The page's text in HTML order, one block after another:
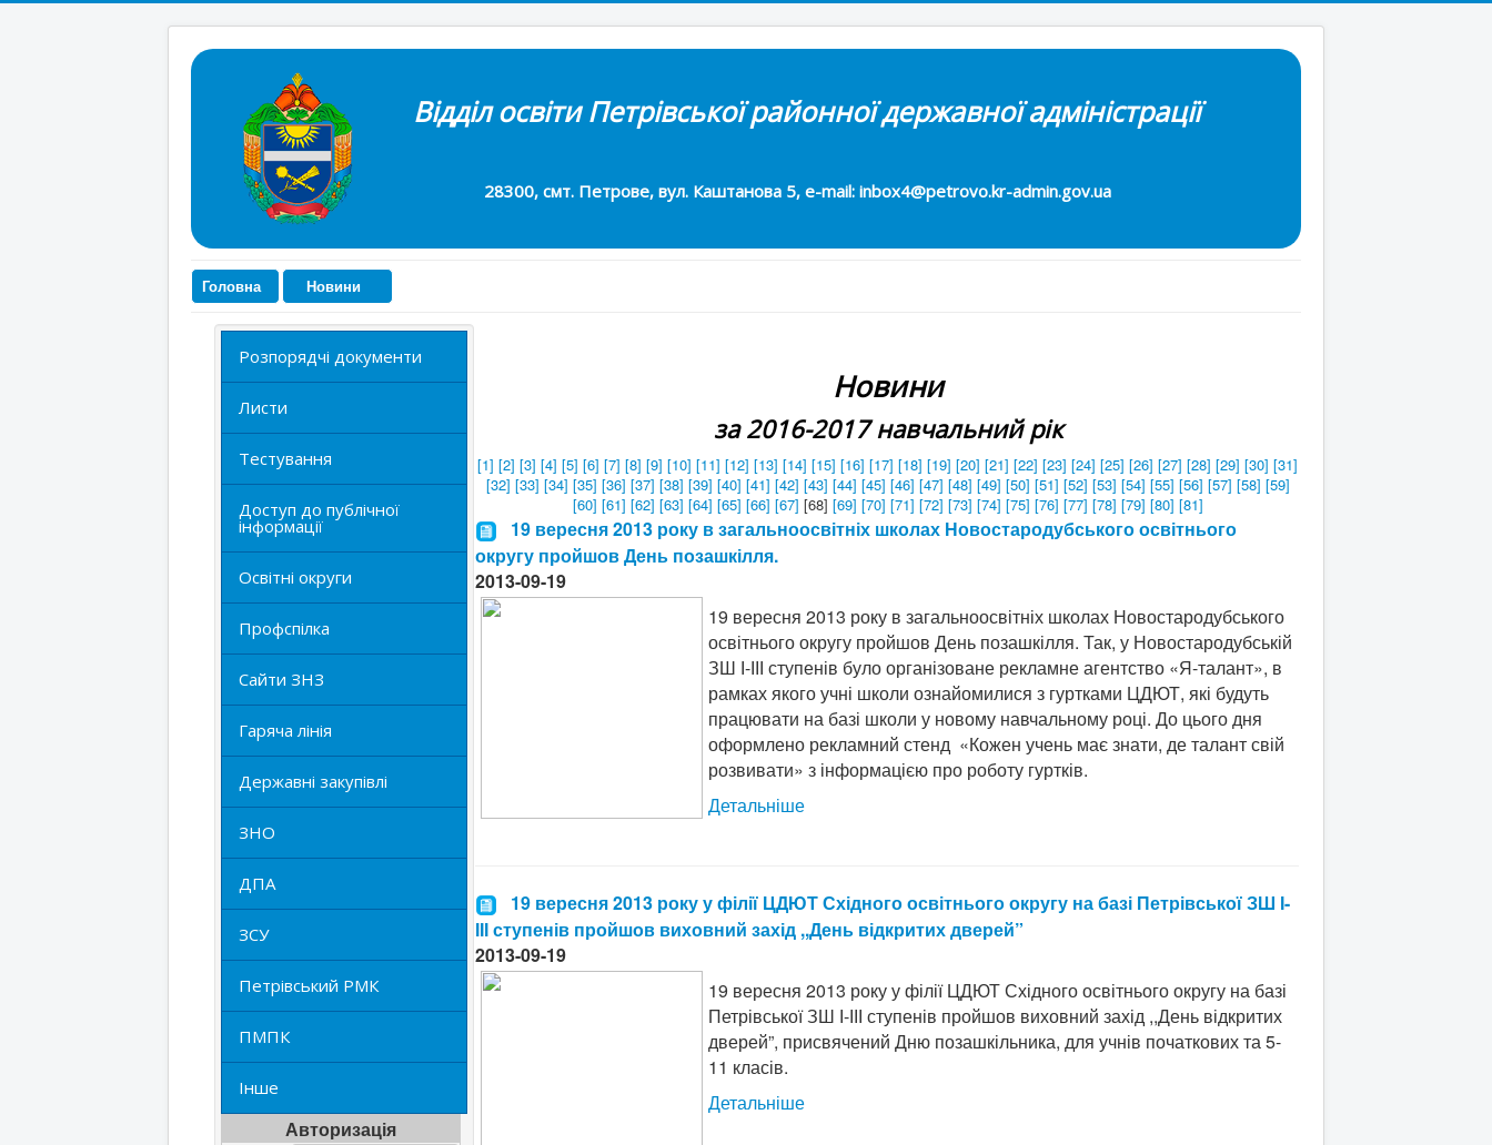
Відділ освіти Петрівської районної державної адміністрації
28300, смт. Петрове, вул. Каштанова 5, e-mail: inbox4@petrovo.kr-admin.gov.ua
Головна Новини
Розпорядчі документи
Листи
Тестування
Доступ до публічної
інформації
Освітні округи
Профспілка
Сайти ЗНЗ
Гаряча лінія
Державні закупівлі
ЗНО
ДПА
ЗСУ
Петрівський РМК
ПМПК
Інше
Авторизація
Новини
за 2016-2017 навчальний рік
[1] [2] [3] [4] [5] [6] [7] [8] [9] [10] [11] [12] [13] [14] [15] [16] [17] [18] [19] [20] [21] [22] [23] [24] [25] [26] [27] [28] [29] [30] [31]
[32] [33] [34] [35] [36] [37] [38] [39] [40] [41] [42] [43] [44] [45] [46] [47] [48] [49] [50] [51] [52] [53] [54] [55] [56] [57] [58] [59]
[60] [61] [62] [63] [64] [65] [66] [67] [68] [69] [70] [71] [72] [73] [74] [75] [76] [77] [78] [79] [80] [81]
19 вересня 2013 року в загальноосвітніх школах Новостародубського освітнього
округу пройшов День позашкілля.
2013-09-19
19 вересня 2013 року в загальноосвітніх школах Новостародубського
освітнього округу пройшов День позашкілля. Так, у Новостародубській
ЗШ І-ІІІ ступенів було організоване рекламне агентство «Я-талант», в
рамках якого учні школи ознайомилися з гуртками ЦДЮТ, які будуть
працювати на базі школи у новому навчальному році. До цього дня
оформлено рекламний стенд «Кожен учень має знати, де талант свій
розвивати» з інформацією про роботу гуртків.
Детальніше
19 вересня 2013 року у філії ЦДЮТ Східного освітнього округу на базі Петрівської ЗШ І-
ІІІ ступенів пройшов виховний захід ,,День відкритих дверей”
2013-09-19
19 вересня 2013 року у філії ЦДЮТ Східного освітнього округу на базі
Петрівської ЗШ І-ІІІ ступенів пройшов виховний захід ,,День відкритих
дверей”, присвячений Дню позашкільника, для учнів початкових та 5-
11 класів.
Детальніше